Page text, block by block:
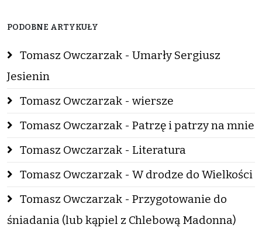
PODOBNE ARTYKUŁY
Tomasz Owczarzak - Umarły Sergiusz
Jesienin
Tomasz Owczarzak - wiersze
Tomasz Owczarzak - Patrzę i patrzy na mnie
Tomasz Owczarzak - Literatura
Tomasz Owczarzak - W drodze do Wielkości
Tomasz Owczarzak - Przygotowanie do
śniadania (lub kąpiel z Chlebową Madonna)